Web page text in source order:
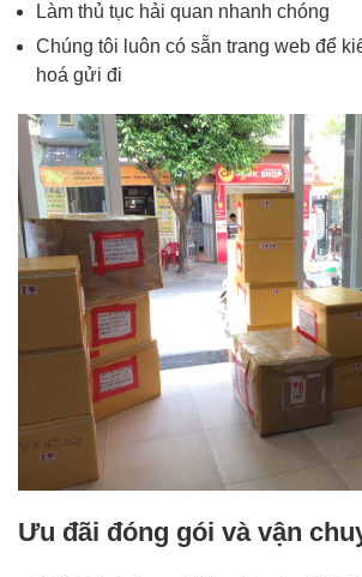
Làm thủ tục hải quan nhanh chóng
Chúng tôi luôn có sẵn trang web để
hoá gửi đi
Ưu đãi đóng gói và vận